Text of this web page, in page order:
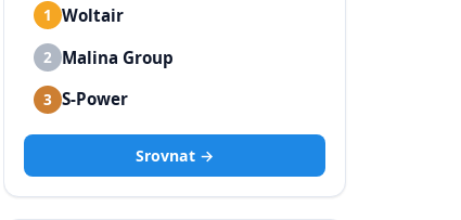
1 Woltair
2 Malina Group
3 S-Power
Srovnat →